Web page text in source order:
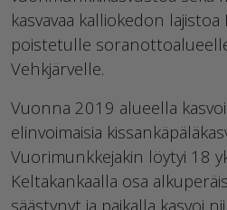
kasvavaa kalliokedon
poistetulle
Vehkjärvelle.
Vuonna 2019 alueella kasvoi
elinvoimaisia
Vuorimunkkejakin löytyi 18
Keltakankaalla osa
säästynyt ja paikalla kasvoi